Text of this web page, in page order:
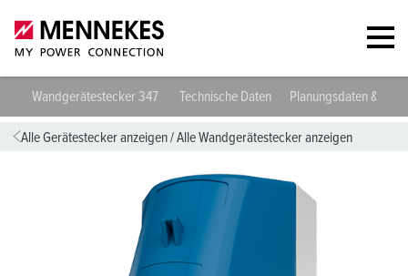
Wandgerätestecker 347 Technische Daten Planungsdaten &
Alle Gerätestecker anzeigen/Alle Wandgerätestecker anzeigen